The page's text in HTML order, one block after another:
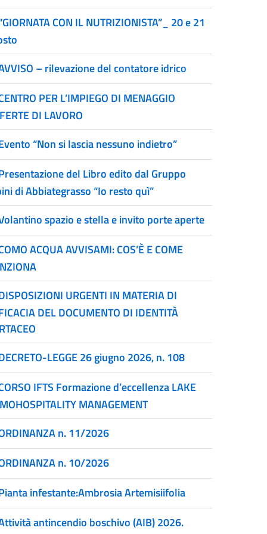
CON IL NUTRIZIONISTA”_ 20 e 21
– rilevazione del contatore idrico
PER L’IMPIEGO DI MENAGGIO
DI LAVORO
“Non si lascia nessuno indietro”
del Libro edito dal Gruppo
di Abbiategrasso “Io resto quì”
spazio e stella e invito porte aperte
ACQUA AVVISAMI: COS’È E COME
URGENTI IN MATERIA DI
DEL DOCUMENTO DI IDENTITÀ
LEGGE 26 giugno 2026, n. 108
IFTS Formazione d’eccellenza LAKE
MANAGEMENT
n. 11/2026
n. 10/2026
infestante:Ambrosia Artemisiifolia
antincendio boschivo (AIB) 2026.